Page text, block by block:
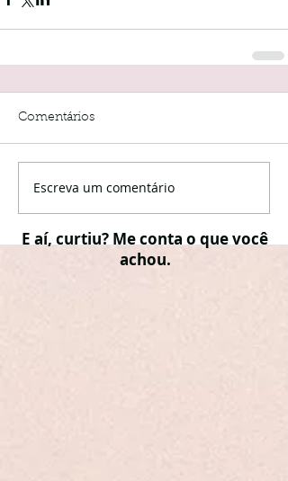
Comentários
Escreva um comentário
E aí, curtiu? Me conta o que você
achou.